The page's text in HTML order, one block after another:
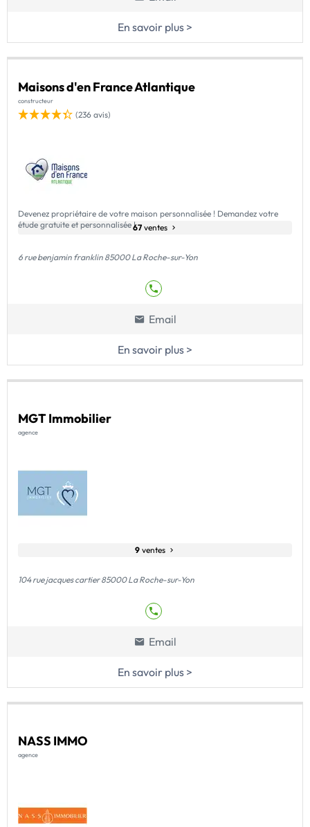
En savoir plus >
Maisons d'en France Atlantique
constructeur
(236 avis)
Devenez propriétaire de votre maison personnalisée ! Demandez votre
étude gratuite et personnalisée !67ventes
6 rue benjamin franklin 85000 La Roche-sur-Yon
Email
En savoir plus >
MGT Immobilier
agence
9ventes
104 rue jacques cartier 85000 La Roche-sur-Yon
Email
En savoir plus >
NASS IMMO
agence